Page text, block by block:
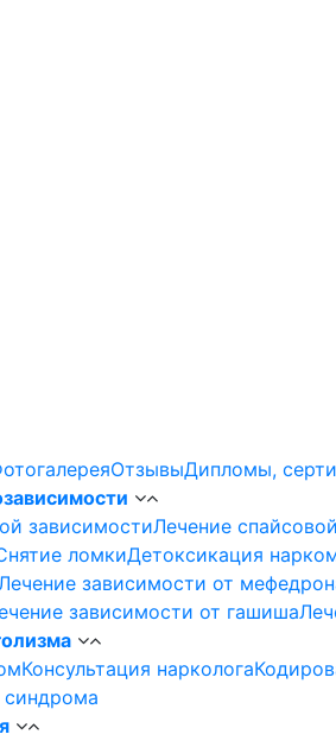
ОтзывыДипломы,
зависимостиЛечение
ломкиДетоксикация
зависимости от
зависимости от гашиша
Консультация нарколога
синдрома